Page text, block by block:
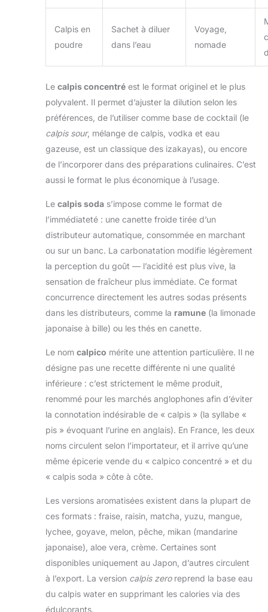
Calpis en
poudre
Sachet à diluer
dans l’eau
Voyage,
nomade
Le calpis concentré est le format originel et le plus
polyvalent. Il permet d’ajuster la dilution selon les
préférences, de l’utiliser comme base de cocktail (le
calpis sour, mélange de calpis, vodka et eau
gazeuse, est un classique des izakayas), ou encore
de l’incorporer dans des préparations culinaires. C’est
aussi le format le plus économique à l’usage.
Le calpis soda s’impose comme le format de
l’immédiateté : une canette froide tirée d’un
distributeur automatique, consommée en marchant
ou sur un banc. La carbonatation modifie légèrement
la perception du goût — l’acidité est plus vive, la
sensation de fraîcheur plus immédiate. Ce format
concurrence directement les autres sodas présents
dans les distributeurs, comme la ramune (la limonade
japonaise à bille) ou les thés en canette.
Le nom calpico mérite une attention particulière. Il ne
désigne pas une recette différente ni une qualité
inférieure : c’est strictement le même produit,
renommé pour les marchés anglophones afin d’éviter
la connotation indésirable de « calpis » (la syllabe «
pis » évoquant l’urine en anglais). En France, les deux
noms circulent selon l’importateur, et il arrive qu’une
même épicerie vende du « calpico concentré » et du
« calpis soda » côte à côte.
Les versions aromatisées existent dans la plupart de
ces formats : fraise, raisin, matcha, yuzu, mangue,
lychee, goyave, melon, pêche, mikan (mandarine
japonaise), aloe vera, crème. Certaines sont
disponibles uniquement au Japon, d’autres circulent
à l’export. La version calpis zeroreprend la base eau
du calpis water en supprimant les calories via des
édulcorants.